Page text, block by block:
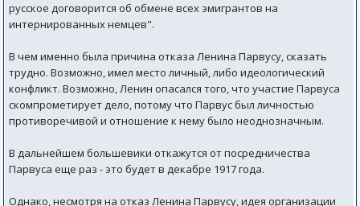
русское договорится об обмене всех эмигрантов на
интернированных немцев".
В чем именно была причина отказа Ленина Парвусу, сказать
трудно. Возможно, имел место личный, либо идеологический
конфликт. Возможно, Ленин опасался того, что участие Парвуса
скомпрометирует дело, потому что Парвус был личностью
противоречивой и отношение к нему было неоднозначным.
В дальнейшем большевики откажутся от посредничества
Парвуса еще раз - это будет в декабре 1917 года.
Однако, несмотря на отказ Ленина Парвусу, идея организации